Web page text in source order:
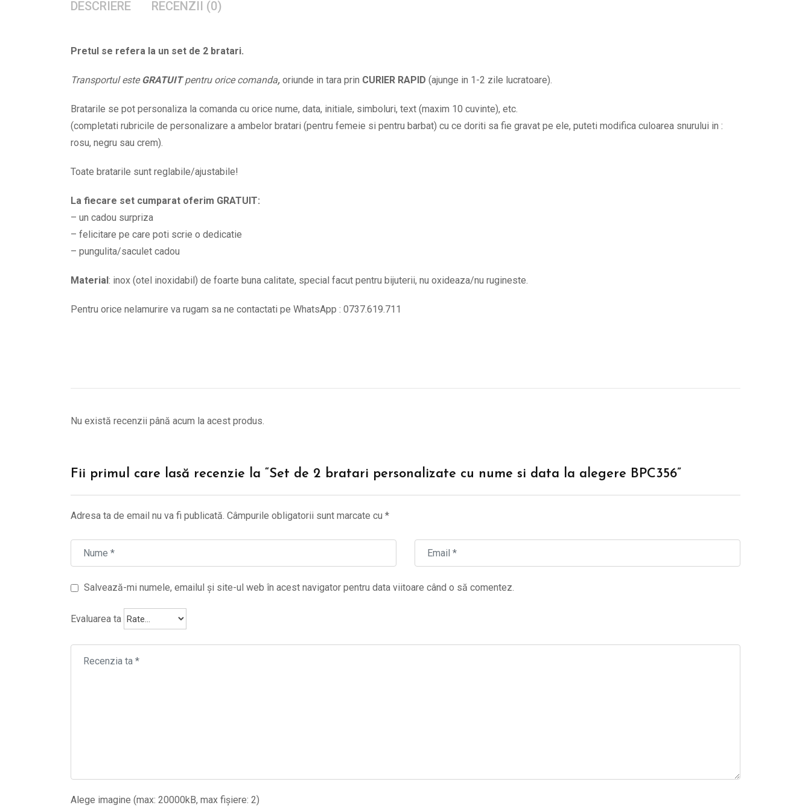
alegere
BPC356
quantity
DESCRIERE RECENZII (0)
Pretul se refera la un set de 2 bratari.
Transportul esteGRATUITpentru orice comanda, oriunde in tara prin CURIER RAPID (ajunge in 1-2 zile lucratoare).
Bratarile se pot personaliza la comanda cu orice nume, data, initiale, simboluri, text (maxim 10 cuvinte), etc.
(completati rubricile de personalizare a ambelor bratari (pentru femeie si pentru barbat) cu ce doriti sa fie gravat pe ele, puteti modifica culoarea snurului in :
rosu, negru sau crem).
Toate bratarile sunt reglabile/ajustabile!
La fiecare set cumparat oferim GRATUIT:
– un cadou surpriza
– felicitare pe care poti scrie o dedicatie
– pungulita/saculet cadou
Material : inox (otel inoxidabil) de foarte buna calitate, special facut pentru bijuterii, nu oxideaza/nu rugineste.
Pentru orice nelamurire va rugam sa ne contactati pe WhatsApp : 0737.619.711
Nu există recenzii până acum la acest produs.
Fii primul care lasă recenzie la “Set de 2 bratari personalizate cu nume si data la alegere BPC356”
Adresa ta de email nu va fi publicată. Câmpurile obligatorii sunt marcate cu *
Salvează-mi numele, emailul și site-ul web în acest navigator pentru data viitoare când o să comentez.
Evaluarea ta
Alege imagine (max: 20000kB, max fișiere: 2)